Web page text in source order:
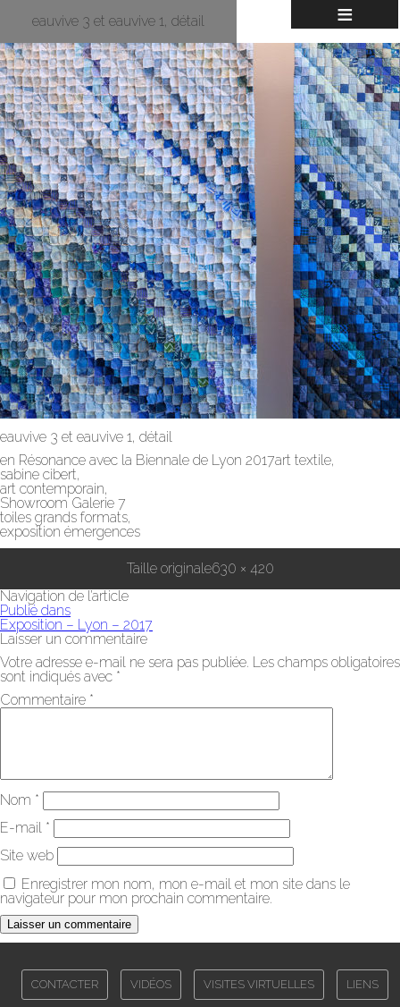
≡
eauvive 3 et eauvive 1, détail
eauvive 3 et eauvive 1, détail
en Résonance avec la Biennale de Lyon 2017art textile,
sabine cibert,
art contemporain,
Showroom Galerie 7
toiles grands formats,
exposition émergences
Taille originale630 × 420
Navigation de l’article
Publié dans
Exposition – Lyon – 2017
Laisser un commentaire
Votre adresse e-mail ne sera pas publiée. Les champs obligatoires
sont indiqués avec *
Commentaire *
Nom *
E-mail *
Site web
Enregistrer mon nom, mon e-mail et mon site dans le
navigateur pour mon prochain commentaire.
CONTACTER VIDÉOS VISITES VIRTUELLES LIENS